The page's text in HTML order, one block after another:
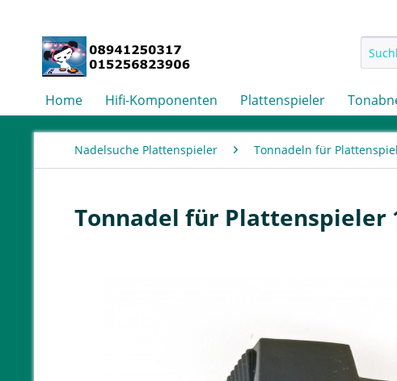
Home Hifi-Komponenten Plattenspieler
Nadelsuche Plattenspieler Tonnadeln für
Tonnadel für Plattenspieler